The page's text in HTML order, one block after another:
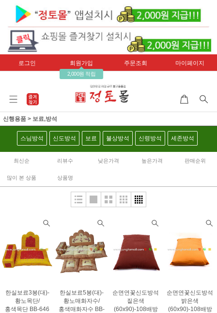
로그인 회원가입
2,000원 적립
주문조회 마이페이지
신행용품 > 보료,방석
스님방석 신도방석 보료 불상방석 신령방석 세존방석
최신순 리뷰수 낮은가격 높은가격 판매순위
많이 본 상품 상품명
한실보료3봉(대)-
황노목단/
홍색목단 BB-646
한실보료5봉(대)-
황노매화자수/
홍색매화자수 BB-
순면연꽃신도방석
짙은색
(60x90)-108배방
순면연꽃신도방석
밝은색
(60x90)-108배방